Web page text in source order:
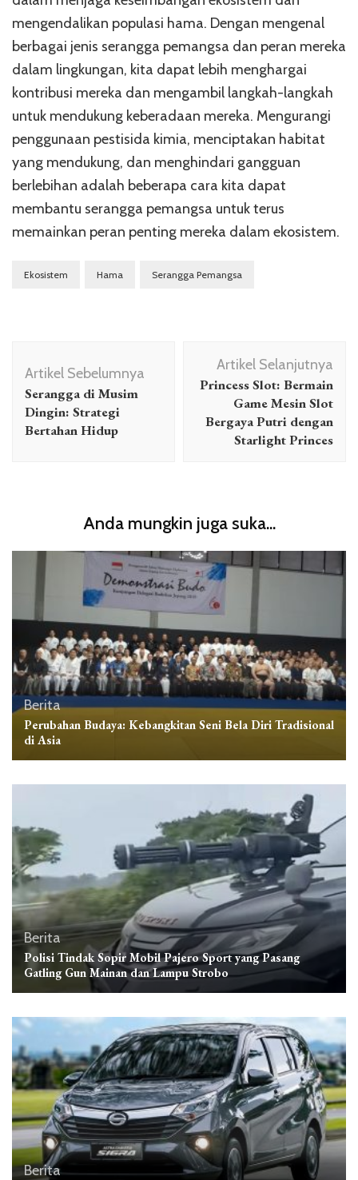
mengendalikan populasi hama. Dengan mengenal
berbagai jenis serangga pemangsa dan peran mereka
dalam lingkungan, kita dapat lebih menghargai
kontribusi mereka dan mengambil langkah-langkah
untuk mendukung keberadaan mereka. Mengurangi
penggunaan pestisida kimia, menciptakan habitat
yang mendukung, dan menghindari gangguan
berlebihan adalah beberapa cara kita dapat
membantu serangga pemangsa untuk terus
memainkan peran penting mereka dalam ekosistem.
Ekosistem Hama Serangga Pemangsa
Artikel
Artikel Sebelumnya
Serangga di Musim
Dingin: Strategi
Bertahan Hidup
Artikel Selanjutnya
Princess Slot: Bermain
Game Mesin Slot
Bergaya Putri dengan
Starlight Princes
Anda mungkin juga suka...
Berita
Perubahan Budaya: Kebangkitan Seni Bela Diri Tradisional
di Asia
Berita
Polisi Tindak Sopir Mobil Pajero Sport yang Pasang
Gatling Gun Mainan dan Lampu Strobo
Berita